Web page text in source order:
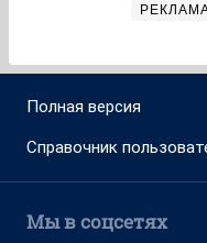
Полная версия
Справочник
Мы в соцсетях